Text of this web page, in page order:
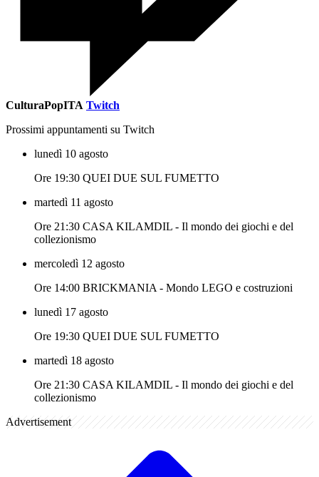
CulturaPopITA Twitch
Prossimi appuntamenti su Twitch
lunedì 10 agosto
Ore 19:30 QUEI DUE SUL FUMETTO
martedì 11 agosto
Ore 21:30 CASA KILAMDIL - Il mondo dei giochi e del
collezionismo
mercoledì 12 agosto
Ore 14:00 BRICKMANIA - Mondo LEGO e costruzioni
lunedì 17 agosto
Ore 19:30 QUEI DUE SUL FUMETTO
martedì 18 agosto
Ore 21:30 CASA KILAMDIL - Il mondo dei giochi e del
collezionismo
Advertisement